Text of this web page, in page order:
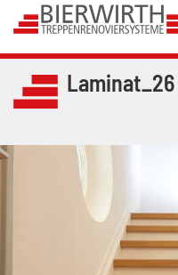
Laminat_26